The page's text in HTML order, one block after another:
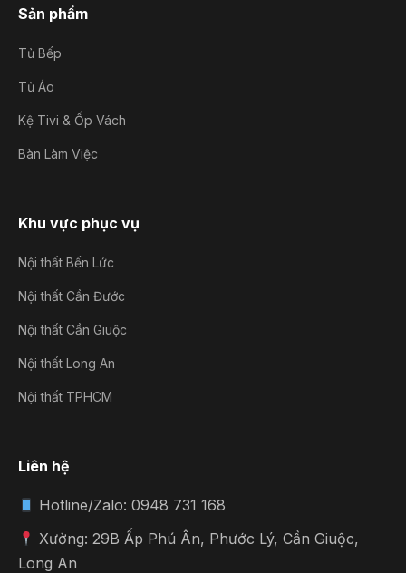
Sản phẩm
Tủ Bếp
Tủ Áo
Kệ Tivi & Ốp Vách
Bàn Làm Việc
Khu vực phục vụ
Nội thất Bến Lức
Nội thất Cần Đước
Nội thất Cần Giuộc
Nội thất Long An
Nội thất TPHCM
Liên hệ
Hotline/Zalo: 0948 731 168
Xưởng: 29B Ấp Phú Ân, Phước Lý, Cần Giuộc,
Long An